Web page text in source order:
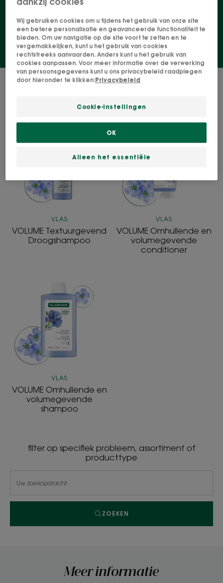
3 Resultaten "Fijn en fijner wordend
Textuurgevend
Droogshampoo
VLAS
VOLUME Textuurgevend
Droogshampoo
en
VLAS
VOLUME Omhullende en
volumegevende
conditioner
Omhullende
en
volumegevende
shampoo
VLAS
VOLUME Omhullende en
volumegevende
shampoo
filter op specifiek probleem, assortiment of
producttype
ZOEKEN
Meer informatie
Wij gebruiken cookies om u tijdens het gebruik van onze site
een betere personalisatie en geavanceerde functionaliteit te
bieden. Om uw navigatie op de site voort te zetten en te
vergemakkelijken, kunt u het gebruik van cookies
rechtstreeks aanvaarden. Anders kunt u het gebruik van
cookies aanpassen. Voor meer informatie over de verwerking
van persoonsgegevens kunt u ons privacybeleid raadplegen
door hieronder te klikken:Privacybeleid
Cookie-instellingen
Alleen het essentiële
OK